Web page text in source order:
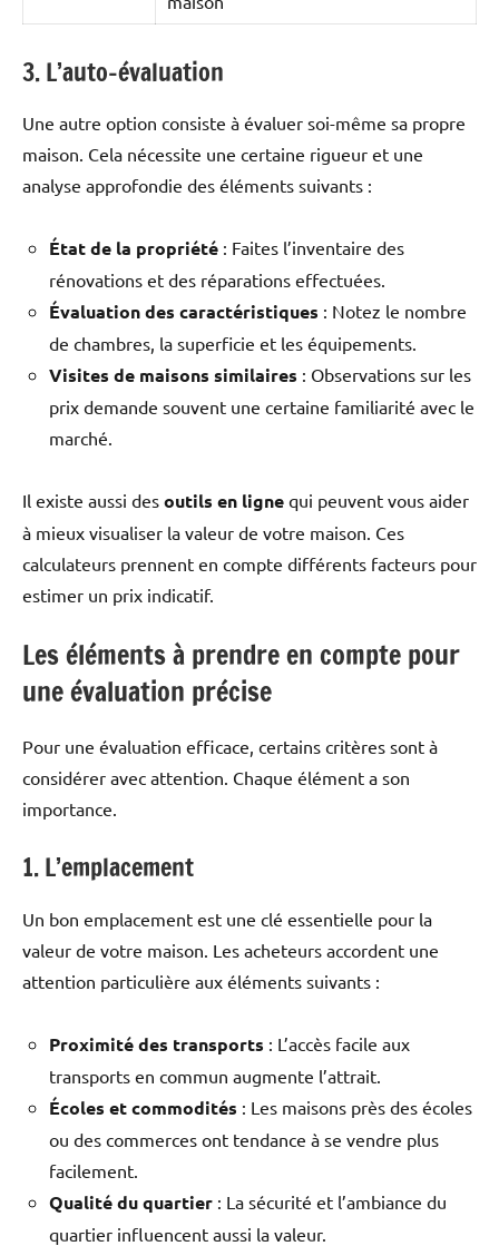
3. L’auto-évaluation
Une autre option consiste à évaluer soi-même sa propre
maison. Cela nécessite une certaine rigueur et une
analyse approfondie des éléments suivants :
État de la propriété : Faites l’inventaire des
rénovations et des réparations effectuées.
Évaluation des caractéristiques : Notez le nombre
de chambres, la superficie et les équipements.
Visites de maisons similaires : Observations sur les
prix demande souvent une certaine familiarité avec le
marché.
Il existe aussi des outils en ligne qui peuvent vous aider
à mieux visualiser la valeur de votre maison. Ces
calculateurs prennent en compte différents facteurs pour
estimer un prix indicatif.
Les éléments à prendre en compte pour
une évaluation précise
Pour une évaluation efficace, certains critères sont à
considérer avec attention. Chaque élément a son
importance.
1. L’emplacement
Un bon emplacement est une clé essentielle pour la
valeur de votre maison. Les acheteurs accordent une
attention particulière aux éléments suivants :
Proximité des transports : L’accès facile aux
transports en commun augmente l’attrait.
Écoles et commodités : Les maisons près des écoles
ou des commerces ont tendance à se vendre plus
facilement.
Qualité du quartier : La sécurité et l’ambiance du
quartier influencent aussi la valeur.